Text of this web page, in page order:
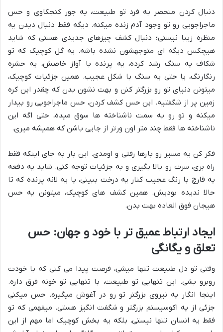
دنبال کردن منحصر به فرد تو طبیعت، یه جور کنجکاوی و حس
ماجراجویی رو تو وجود آدم زنده میکنه. دیگه فقط دنبال دیدن یه
منظره زیبا نیستی؛ دنبال کشف چیزهای جدیدی هستی که شاید
هیچکس دیگه ای متوجهشون نشده باشه. یه گل کوچیک که تو
شکاف یه سنگ رشد کرده، یه پرنده با آواز خاصش، یه حشره
رنگارنگ، یا حتی یه سنگ با شکل عجیب. همین جزئیات کوچیک،
میتونن دنیای تو رو بزرگتر کنن و بهت نشون بدن که چقدر این کره
زمین پر از شگفتیه. این حس کشف کردن، حس ماجراجویی رو بیدار
میکنه و تو رو به سمت ناشناخته ها سوق میده، حتی اگه این
ناشناخته ها فقط چند متر اون ورتر از جایی باشن که همیشه میری.
فکر کن یه مسیر رو بارها رفتی و اومدی. این بار به جای اینکه فقط
راه بری، سرت رو بالا بگیری و به جزئیات توجه کنی. شاید یه دفعه
یه قارچ با رنگ عجیب کنار یه درخت ببینی، یا یه لانه پرنده که تا
حالا ندیده بودیش. همین کشف های کوچیک، میتونن یه حس
هیجان فوق العاده بهت بدن.
ایجاد ارتباط عمیق تر با خود و جهان: حس
تعلق و یگانگی
وقتی تو دل طبیعت تنها میشی، فرصت پیدا می کنی که با خودت
روبرو بشی. این تنهایی تو طبیعت، با تنهایی تو خونه فرق داره.
اینجا انگار یه نیروی بزرگتر تو رو در آغوش میگیره. حس میکنی
جزئی از یه اکوسیستم بزرگتر و شگفت انگیز هستی. میفهمی که تو
فقط یه انسان تنها نیستی، بلکه یه بخش کوچیک اما مهم از این